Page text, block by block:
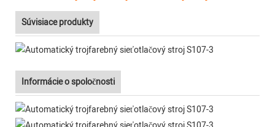
Súvisiace produkty
Informácie o spoločnosti